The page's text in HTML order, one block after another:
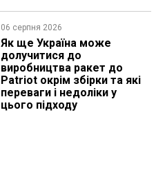
06 серпня 2026
Як ще Україна може
долучитися до
виробництва ракет до
Patriot окрім збірки та які
переваги і недоліки у
цього підходу